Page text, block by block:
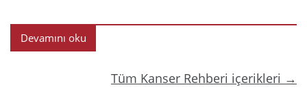
Devamını oku
Tüm Kanser Rehberi içerikleri →